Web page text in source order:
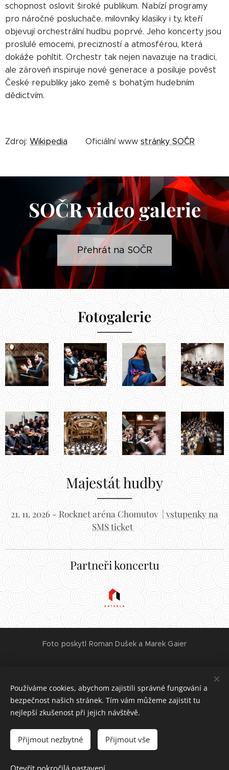
schopnost oslovit široké publikum. Nabízí programy
pro náročné posluchače, milovníky klasiky i ty, kteří
objevují orchestrální hudbu poprvé. Jeho koncerty jsou
proslulé emocemi, precizností a atmosférou, která
dokáže pohltit. Orchestr tak nejen navazuje na tradici,
ale zároveň inspiruje nové generace a posiluje pověst
České republiky jako země s bohatým hudebním
dědictvím.
Zdroj: Wikipedia Oficiální www stránky SOˇČR
SOČR video galerie
Přehrát na SOČR
Fotogalerie
Majestát hudby
21. 11. 2026 - Rocknet aréna Chomutov | vstupenky na
SMS ticket
Partneři koncertu
Foto poskytl Roman Dušek a Marek Gaier
https://www.facebook.com/everydayreporter/
Vytvořeno službouWebnode
Používáme cookies, abychom zajistili správné fungování a
bezpečnost našich stránek. Tím vám můžeme zajistit tu
nejlepší zkušenost při jejich návštěvě.
Přijmout nezbytné Přijmout vše
Otevřít pokročilá nastavení